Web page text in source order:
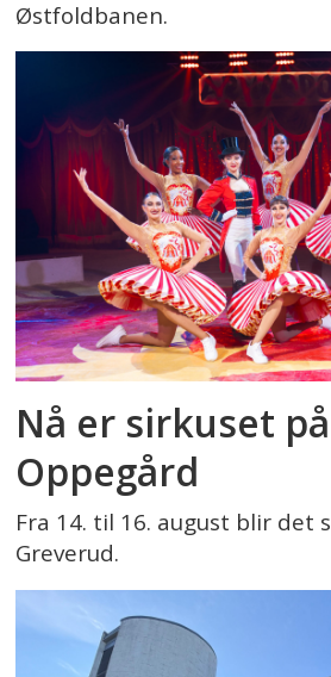
Østfoldbanen.
Nå er sirkuset
Oppegård
Fra 14. til 16. august blir det
Greverud.